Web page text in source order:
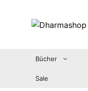
Bücher
Sale